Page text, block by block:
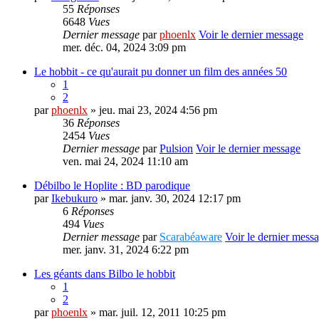
55 Réponses
6648 Vues
Dernier message parphoenlx Voir le dernier message
mer. déc. 04, 2024 3:09 pm
Le hobbit - ce qu'aurait pu donner un film des années 50
1
2
parphoenlx » jeu. mai 23, 2024 4:56 pm
36 Réponses
2454 Vues
Dernier message parPulsion Voir le dernier message
ven. mai 24, 2024 11:10 am
Débilbo le Hoplite : BD parodique
parIkebukuro » mar. janv. 30, 2024 12:17 pm
6 Réponses
494 Vues
Dernier message par Scarabéaware Voir le dernier
mer. janv. 31, 2024 6:22 pm
Les géants dans Bilbo le hobbit
1
2
parphoenlx » mar. juil. 12, 2011 10:25 pm